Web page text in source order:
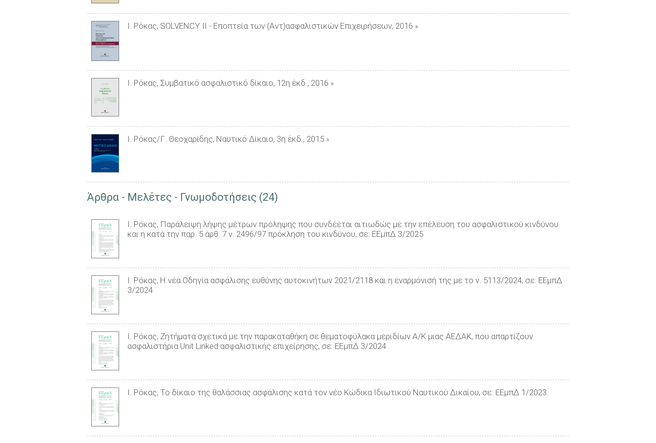
Ι. Ρόκας, SOLVENCY II - Εποπτεία των (Αντ)ασφαλιστικών Επιχειρήσεων, 2016 »
Ι. Ρόκας, Συμβατικό ασφαλιστικό δίκαιο, 12η έκδ., 2016 »
Ι. Ρόκας/Γ. Θεοχαρίδης, Ναυτικό Δίκαιο, 3η έκδ., 2015»
Άρθρα - Μελέτες - Γνωμοδοτήσεις (24)
Ι. Ρόκας, Παράλειψη λήψης μέτρων πρόληψης που συνδέεται αιτιωδώς με την επέλευση του ασφαλιστικού κινδύνου
και η κατά την παρ. 5 άρθ. 7 ν. 2496/97 πρόκληση του κινδύνου, σε: ΕΕμπΔ 3/2025
Ι. Ρόκας, Η νέα Οδηγία ασφάλισης ευθύνης αυτοκινήτων 2021/2118 και η εναρμόνισή της με το ν. 5113/2024, σε: ΕΕμπΔ
3/2024
Ι. Ρόκας, Ζητήματα σχετικά με την παρακαταθήκη σε θεματοφύλακα μεριδίων Α/Κ μιας ΑΕΔΑΚ, που απαρτίζουν
ασφαλιστήρια Unit Linked ασφαλιστικής επιχείρησης, σε: ΕΕμπΔ 3/2024
Ι. Ρόκας, Το δίκαιο της θαλάσσιας ασφάλισης κατά τον νέο Κώδικα Ιδιωτικού Ναυτικού Δικαίου, σε: ΕΕμπΔ 1/2023